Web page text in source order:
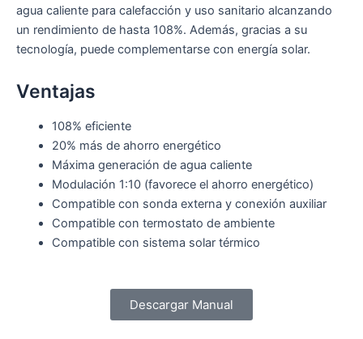
agua caliente para calefacción y uso sanitario alcanzando
un rendimiento de hasta 108%. Además, gracias a su
tecnología, puede complementarse con energía solar.
Ventajas
108% eficiente
20% más de ahorro energético
Máxima generación de agua caliente
Modulación 1:10 (favorece el ahorro energético)
Compatible con sonda externa y conexión auxiliar
Compatible con termostato de ambiente
Compatible con sistema solar térmico
Descargar Manual